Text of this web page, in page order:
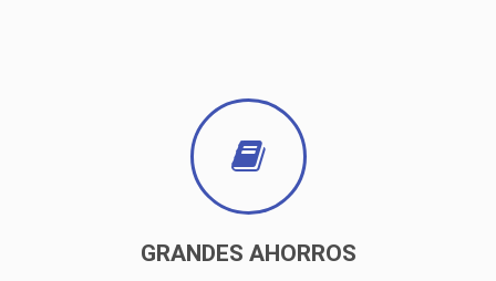
GRANDES AHORROS